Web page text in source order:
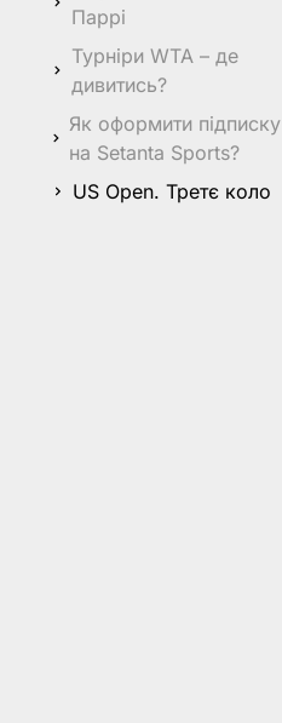
Паррі
Турніри WTA – де
дивитись?
Як оформити підписку
на Setanta Sports?
US Open. Третє коло